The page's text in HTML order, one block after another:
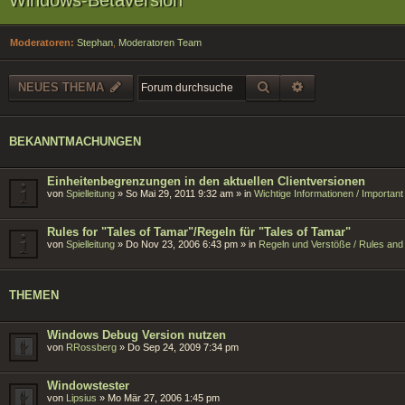
Moderatoren: Stephan Moderatoren Team
NEUES THEMA SUCHE
BEKANNTMACHUNGEN
Einheitenbegrenzungen in den aktuellen Clientversionen
von Spielleitung » So Mai 29, 2011 9:32 am » in Wichtige Informationen /
Rules for "Tales of Tamar"/Regeln für "Tales of Tamar"
von Spielleitung » Do Nov 23, 2006 6:43 pm » in Regeln und Verstöße / Rules and
THEMEN
Windows Debug Version nutzen
von RRossberg » Do Sep 24, 2009 7:34 pm
Windowstester
von Lipsius » Mo Mär 27, 2006 1:45 pm